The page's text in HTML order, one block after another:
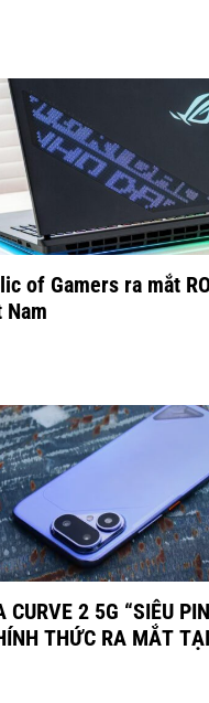
of Gamers ra mắt
CURVE 2 5G “SIÊU
THỨC RA MẮT